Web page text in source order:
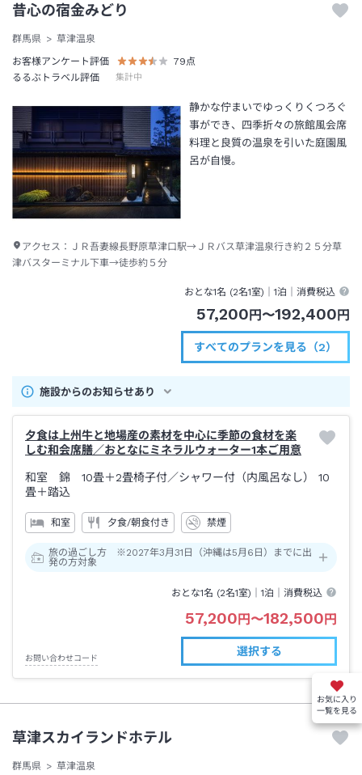
昔心の宿金みどり
群馬県
草津温泉
お客様アンケート評価
79点
るるぶトラベル評価
集計中
静かな佇まいでゆっくりくつろぐ
事ができ、四季折々の旅館風会席
料理と良質の温泉を引いた庭園風
呂が自慢。
アクセス： ＪＲ吾妻線長野原草津口駅→ＪＲバス草津温泉行き約２５分草
津バスターミナル下車→徒歩約５分
おとな1名 (2名1室)｜1泊 ｜消費税込
57,200円〜192,400円
すべてのプランを見る（2）
施設からのお知らせあり
夕食は上州牛と地場産の素材を中心に季節の食材を楽
しむ和会席膳／おとなにミネラルウォーター1本ご用意
和室 錦 10畳＋2畳椅子付／シャワー付（内風呂なし） 10
畳＋踏込
和室 夕食/朝食付き 禁煙
旅の過ごし方 ※2027年3月31日（沖縄は5月6日）までに出
発の方対象
おとな1名 (2名1室)｜1泊 ｜消費税込
57,200円〜182,500円
お問い合わせコード
選択する
草津スカイランドホテル
群馬県 草津温泉
お気に入り
一覧を見る